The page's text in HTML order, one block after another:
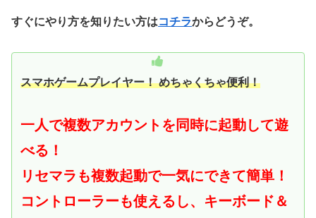
すぐにやり方を知りたい方はコチラからどうぞ。
スマホゲームプレイヤー！ めちゃくちゃ便利！
一人で複数アカウントを同時に起動して遊
べる！
リセマラも複数起動で一気にできて簡単！
コントローラーも使えるし、キーボード＆